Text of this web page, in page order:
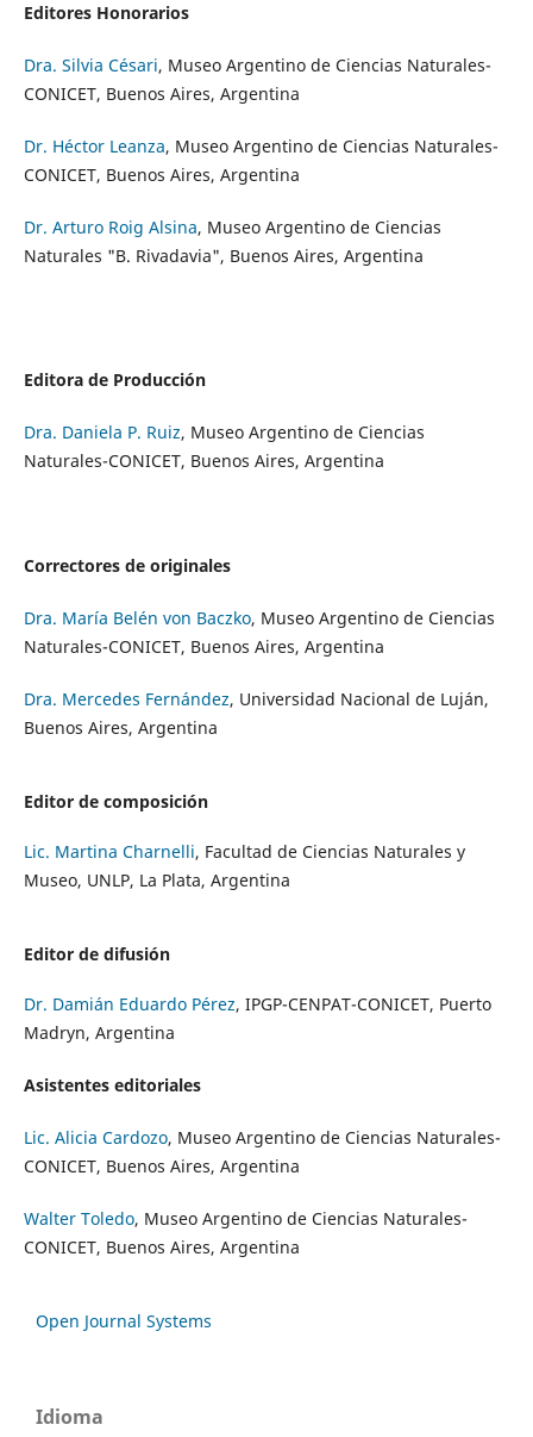
Editores Honorarios
Dra. Silvia Césari, Museo Argentino de Ciencias Naturales-
CONICET, Buenos Aires, Argentina
Dr. Héctor Leanza, Museo Argentino de Ciencias Naturales-
CONICET, Buenos Aires, Argentina
Dr. Arturo Roig Alsina, Museo Argentino de Ciencias
Naturales "B. Rivadavia", Buenos Aires, Argentina
Editora de Producción
Dra. Daniela P. Ruiz, Museo Argentino de Ciencias
Naturales-CONICET, Buenos Aires, Argentina
Correctores de originales
Dra. María Belén von Baczko, Museo Argentino de Ciencias
Naturales-CONICET, Buenos Aires, Argentina
Dra. Mercedes Fernández, Universidad Nacional de Luján,
Buenos Aires, Argentina
Editor de composición
Lic. Martina Charnelli, Facultad de Ciencias Naturales y
Museo, UNLP, La Plata, Argentina
Editor de difusión
Dr. Damián Eduardo Pérez, IPGP-CENPAT-CONICET, Puerto
Madryn, Argentina
Asistentes editoriales
Lic. Alicia Cardozo, Museo Argentino de Ciencias Naturales-
CONICET, Buenos Aires, Argentina
Walter Toledo, Museo Argentino de Ciencias Naturales-
CONICET, Buenos Aires, Argentina
Open Journal Systems
Idioma